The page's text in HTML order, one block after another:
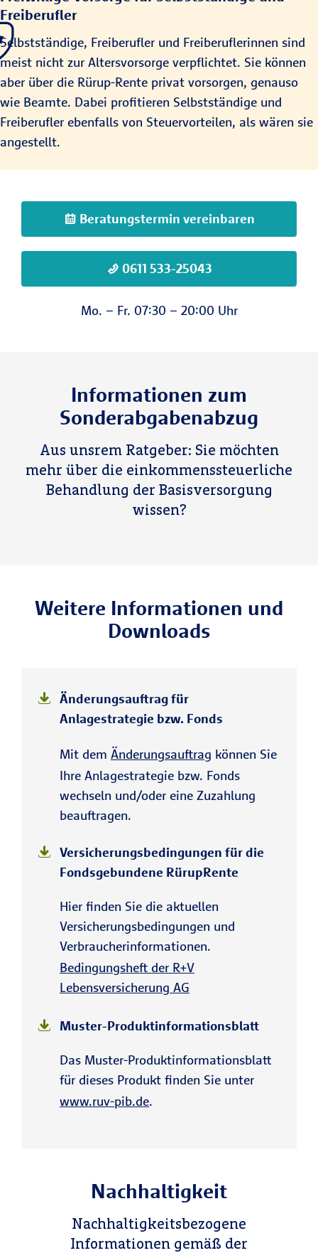
Freiberufler
Selbstständige, Freiberufler und Freiberuflerinnen sind
meist nicht zur Altersvorsorge verpflichtet. Sie können
aber über die Rürup-Rente privat vorsorgen, genauso
wie Beamte. Dabei profitieren Selbstständige und
Freiberufler ebenfalls von Steuervorteilen, als wären sie
angestellt.
Beratungstermin vereinbaren
0611 533-25043
Mo. – Fr. 07:30 – 20:00 Uhr
Informationen zum
Sonderabgabenabzug
Aus unsrem Ratgeber: Sie möchten
mehr über die einkommenssteuerliche
Behandlung der Basisversorgung
wissen?
Weitere Informationen und
Downloads
Änderungsauftrag für
Anlagestrategie bzw. Fonds
Mit dem Änderungsauftrag können Sie
Ihre Anlagestrategie bzw. Fonds
wechseln und/oder eine Zuzahlung
beauftragen.
Versicherungsbedingungen für die
Fondsgebundene RürupRente
Hier finden Sie die aktuellen
Versicherungsbedingungen und
Verbraucherinformationen.
Bedingungsheft der R+V
Lebensversicherung AG
Muster-Produkt­informations­blatt
Das Muster-Produkt­in­for­ma­tions­blatt
für dieses Produkt finden Sie unter
www.ruv-pib.de.
Nachhaltigkeit
Nachhaltigkeitsbezogene
Informationen gemäß der